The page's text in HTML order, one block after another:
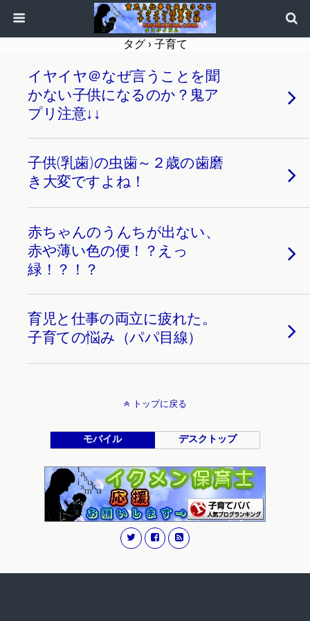
タグ › 子育て
イヤイヤ＠なぜ言うことを聞
かない子供になるのか？鬼ア
プリ注意↓↓
子供(乳歯)の虫歯～２歳の歯磨
き大変ですよね！
赤ちゃんのうんちが出ない、
赤や薄い色の便！？えっ
緑！？！？
育児と仕事の両立に疲れた。
子育ての悩み（パパ目線）
トップに戻る
モバイル デスクトップ